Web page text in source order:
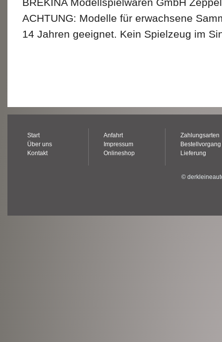
ACHTUNG: Modelle für erwachsene
14 Jahren geeignet. Kein Spielzeug im
Start
Über uns
Kontakt
Anfahrt
Impressum
Onlineshop
Zahlungsarten
Bestellvorgang
Lieferung
©